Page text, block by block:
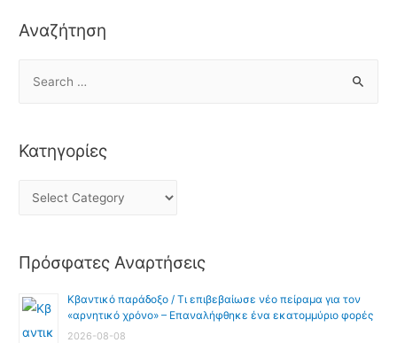
Αναζήτηση
Κατηγορίες
Πρόσφατες Αναρτήσεις
Κβαντικό παράδοξο / Τι επιβεβαίωσε νέο πείραμα για τον
«αρνητικό χρόνο» – Επαναλήφθηκε ένα εκατομμύριο φορές
2026-08-08